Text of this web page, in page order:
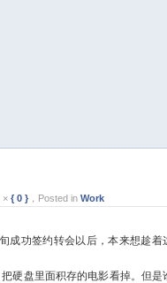
×{ 0 } ，Posted inWork
功签约转会以后，本来想趁着
硬盘里面积存的电影看掉。但是